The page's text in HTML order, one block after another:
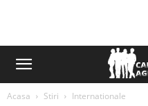
Acasa Stiri Internationale